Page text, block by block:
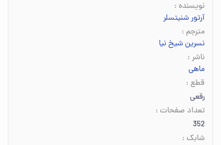
نویسنده :
آرتور شنیتسلر
مترجم :
نسرین شیخ نیا
ناشر :
ماهی
قطع :
رقعی
تعداد صفحات :
352
شابک :